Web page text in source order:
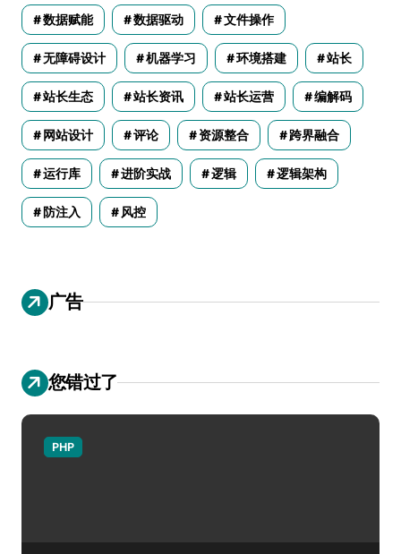
数据赋能 数据驱动 文件操作
无障碍设计 机器学习 环境搭建 站长
站长生态 站长资讯 站长运营 编解码
网站设计 评论 资源整合 跨界融合
运行库 进阶实战 逻辑 逻辑架构
防注入 风控
广告
您错过了
PHP